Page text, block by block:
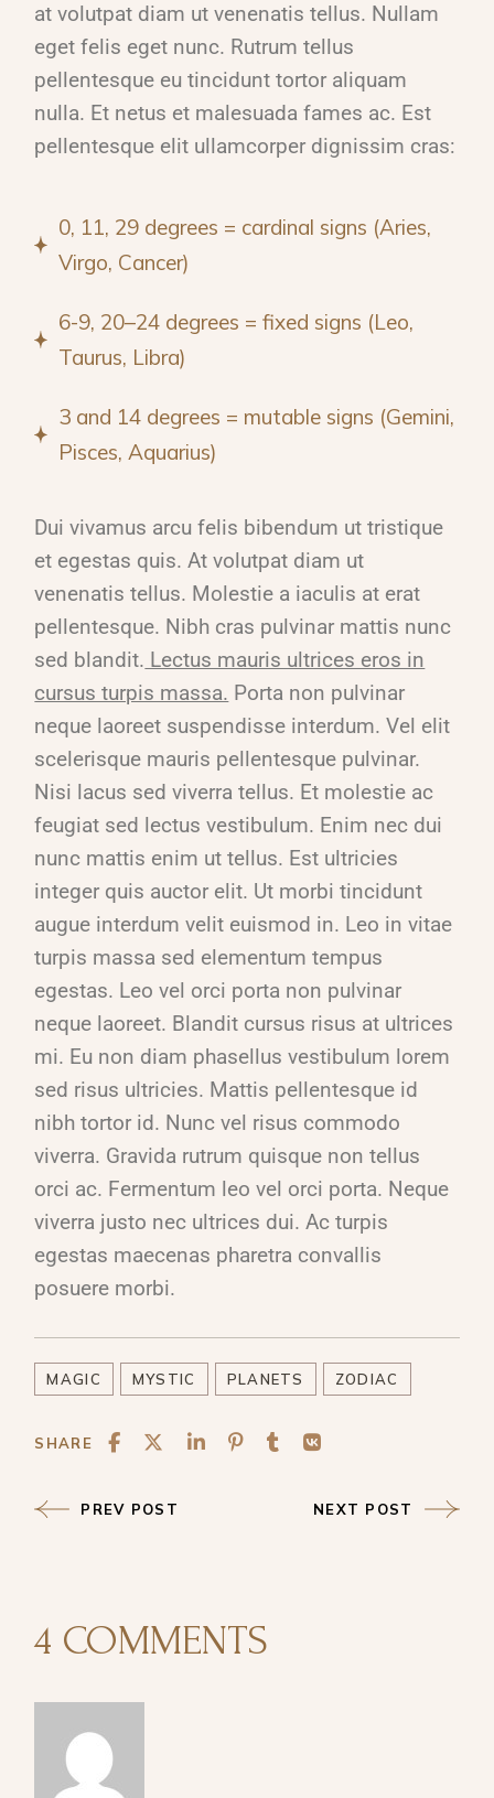
at volutpat diam ut venenatis tellus. Nullam
eget felis eget nunc. Rutrum tellus
pellentesque eu tincidunt tortor aliquam
nulla. Et netus et malesuada fames ac. Est
pellentesque elit ullamcorper dignissim cras:
0, 11, 29 degrees = cardinal signs (Aries,
Virgo, Cancer)
6-9, 20–24 degrees = fixed signs (Leo,
Taurus, Libra)
3 and 14 degrees = mutable signs (Gemini,
Pisces, Aquarius)
Dui vivamus arcu felis bibendum ut tristique
et egestas quis. At volutpat diam ut
venenatis tellus. Molestie a iaculis at erat
pellentesque. Nibh cras pulvinar mattis nunc
sed blandit. Lectus mauris ultrices eros in
cursus turpis massa. Porta non pulvinar
neque laoreet suspendisse interdum. Vel elit
scelerisque mauris pellentesque pulvinar.
Nisi lacus sed viverra tellus. Et molestie ac
feugiat sed lectus vestibulum. Enim nec dui
nunc mattis enim ut tellus. Est ultricies
integer quis auctor elit. Ut morbi tincidunt
augue interdum velit euismod in. Leo in vitae
turpis massa sed elementum tempus
egestas. Leo vel orci porta non pulvinar
neque laoreet. Blandit cursus risus at ultrices
mi. Eu non diam phasellus vestibulum lorem
sed risus ultricies. Mattis pellentesque id
nibh tortor id. Nunc vel risus commodo
viverra. Gravida rutrum quisque non tellus
orci ac. Fermentum leo vel orci porta. Neque
viverra justo nec ultrices dui. Ac turpis
egestas maecenas pharetra convallis
posuere morbi.
MAGIC MYSTIC PLANETS ZODIAC
SHARE
PREV POST NEXT POST
4 COMMENTS